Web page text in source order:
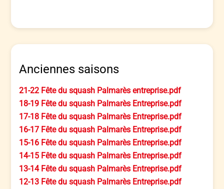
Anciennes saisons
21-22 Fête du squash Palmarès entreprise.pdf
18-19 Fête du squash Palmarès Entreprise.pdf
17-18 Fête du squash Palmarès Entreprise.pdf
16-17 Fête du squash Palmarès Entreprise.pdf
15-16 Fête du squash Palmarès Entreprise.pdf
14-15 Fête du squash Palmarès Entreprise.pdf
13-14 Fête du squash Palmarès Entreprise.pdf
12-13 Fête du squash Palmarès Entreprise.pdf